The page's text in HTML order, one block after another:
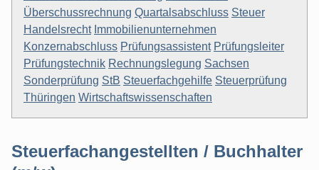
Überschussrechnung Quartalsabschluss Steuer
Handelsrecht Immobilienunternehmen
Konzernabschluss Prüfungsassistent Prüfungsleiter
Prüfungstechnik Rechnungslegung Sachsen
Sonderprüfung StB Steuerfachgehilfe Steuerprüfung
Thüringen Wirtschaftswissenschaften
Steuerfachangestellten / Buchhalter